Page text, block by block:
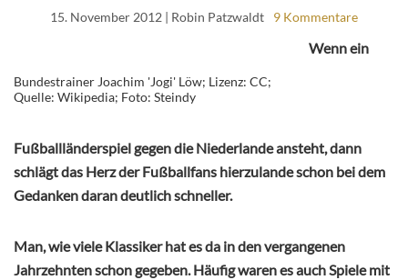
15. November 2012 | Robin Patzwaldt 9 Kommentare
Bundestrainer Joachim 'Jogi' Löw; Lizenz: CC;
Quelle: Wikipedia; Foto: Steindy
Wenn ein
Fußballländerspiel gegen die Niederlande ansteht, dann
schlägt das Herz der Fußballfans hierzulande schon bei dem
Gedanken daran deutlich schneller.
Man, wie viele Klassiker hat es da in den vergangenen
Jahrzehnten schon gegeben. Häufig waren es auch Spiele mit